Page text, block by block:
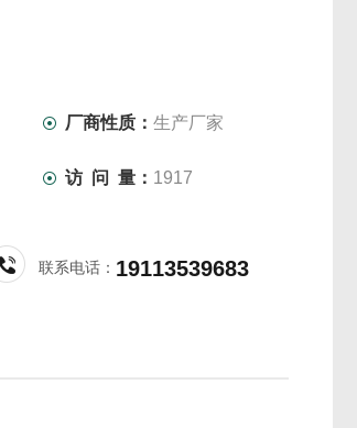
厂商性质：生产厂家
访 问 量： 1917
联系电话： 19113539683